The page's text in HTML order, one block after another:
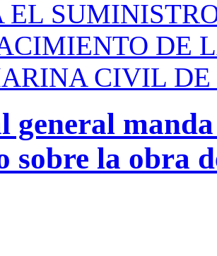
EL
DE
CIVIL DE
general
sobre la obra